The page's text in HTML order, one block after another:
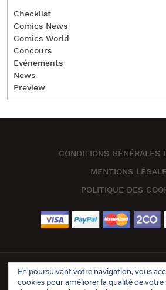
Checklist
Comics News
Comics World
Concours
Evénements
News
Preview
CONDITIONS GÉNÉRALES
MENTIONS
POLITIQUE DES
Book Store Wordpress Theme 2021 |
En poursuivant votre navigation, vous
cookies pour améliorer la qualité de